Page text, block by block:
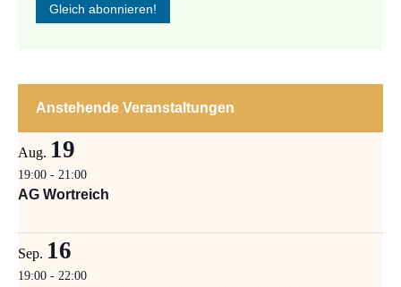
Anstehende Veranstaltungen
Aug. 19
19:00 - 21:00
AG Wortreich
Sep. 16
19:00 - 22:00